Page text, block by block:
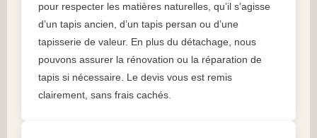
pour respecter les matières naturelles, qu’il s’agisse
d’un tapis ancien, d’un tapis persan ou d’une
tapisserie de valeur. En plus du détachage, nous
pouvons assurer la rénovation ou la réparation de
tapis si nécessaire. Le devis vous est remis
clairement, sans frais cachés.